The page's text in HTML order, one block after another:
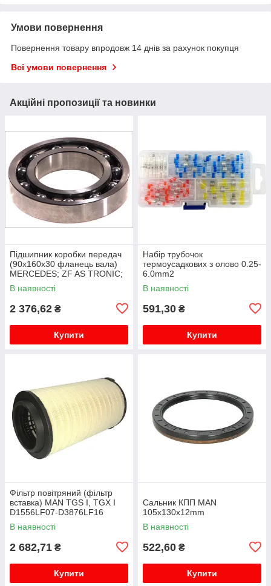
Умови повернення
Повернення товару впродовж 14 днів за рахунок покупця
Всі умови повернення
Акційні пропозиції та новинки
Підшипник коробки передач
(90x160x30 фланець вала)
MERCEDES; ZF AS TRONIC;
ECOSPLIT; ECOSPLIT I;
ECOSPLIT II; ECOSPLIT III;
В наявності
2 376,62 ₴
Купити
Набір трубочок
термоусадкових з олово 0.25-
6.0mm2
В наявності
591,30 ₴
Купити
Фільтр повітряний (фільтр
вставка) MAN TGS I, TGX I
D1556LF07-D3876LF16
06.06-09.21
В наявності
2 682,71 ₴
Купити
Сальник КПП MAN
105х130х12mm
В наявності
522,60 ₴
Купити